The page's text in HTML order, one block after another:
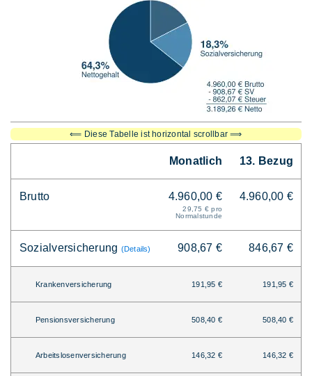
⟸ Diese Tabelle ist horizontal scrollbar ⟹
Monatlich 13. Bezug
Brutto 4.960,00 €
29,75 € pro
Normalstunde
4.960,00 €
Sozialversicherung (Details) 908,67 € 846,67 €
Krankenversicherung 191,95 € 191,95 €
Pensionsversicherung 508,40 € 508,40 €
Arbeitslosenversicherung 146,32 € 146,32 €